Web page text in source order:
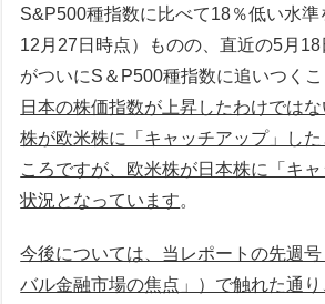
S&P500種指数に比べて18％低い水
12月27日時点）ものの、直近の5月
がついにS＆P500種指数に追いつくこ
日本の株価指数が上昇したわけでは
株が欧米株に「キャッチアップ」し
ころですが、欧米株が日本株に「キ
状況となっています。
今後については、当レポートの先週
バル金融市場の焦点」）で触れた通